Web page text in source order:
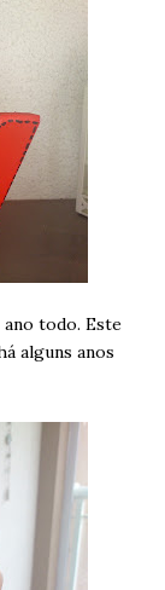
todo. Este
alguns anos